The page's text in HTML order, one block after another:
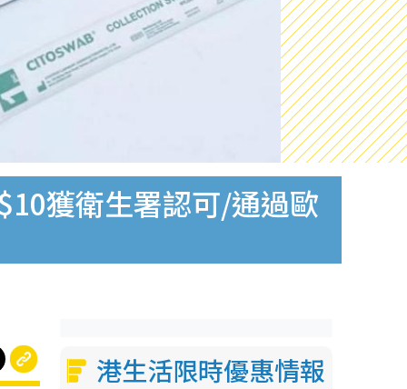
獲衛生署認可/通過歐
港生活限時優惠情報